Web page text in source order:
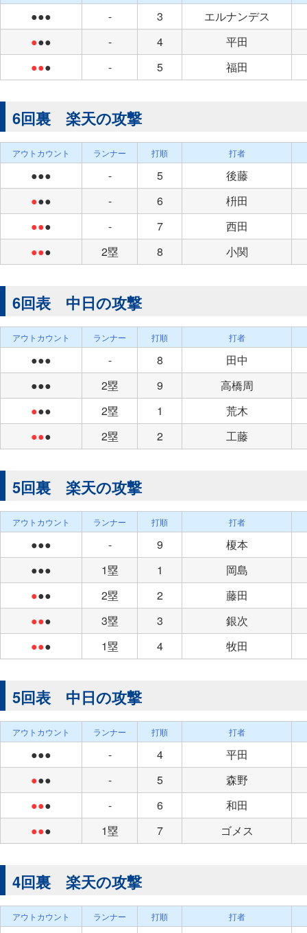
●●● - 3
エルナンデス
●●● - 4
平田
●●● - 5 福田
6回裏 楽天の攻撃
アウトカウント ランナー 打順 打者
●●● - 5
後藤
●●● - 6
枡田
●●● - 7
西田
●●● 2塁 8 小関
6回表 中日の攻撃
アウトカウント ランナー 打順 打者
●●● - 8
田中
●●●
2塁 9
高橋周
●●● 2塁 1
荒木
●●● 2塁 2 工藤
5回裏 楽天の攻撃
アウトカウント ランナー 打順 打者
●●● - 9
榎本
●●●
1塁 1
岡島
●●● 2塁 2
藤田
●●● 3塁 3
銀次
●●● 1塁 4 牧田
5回表 中日の攻撃
アウトカウント ランナー 打順 打者
●●● - 4
平田
●●● - 5
森野
●●● - 6
和田
●●● 1塁 7 ゴメス
4回裏 楽天の攻撃
アウトカウント ランナー 打順 打者